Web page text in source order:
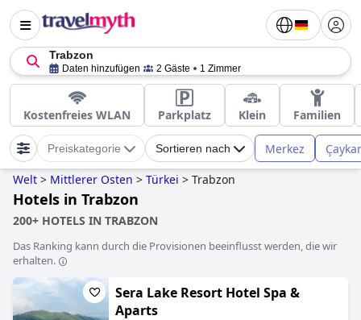
Trabzon
Daten hinzufügen 2 Gäste 1 Zimmer
Kostenfreies WLAN Parkplatz Klein Familien
Preiskategorie Sortieren nach Merkez
Welt > Mittlerer Osten > Türkei > Trabzon
Hotels in Trabzon
200+ HOTELS IN TRABZON
Das Ranking kann durch die Provisionen beeinflusst werden, die wir
erhalten.
Sera Lake Resort Hotel Spa &
Aparts